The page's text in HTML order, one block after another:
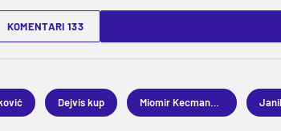
KOMENTARI 133
Dejvis kup Miomir Kecmanović